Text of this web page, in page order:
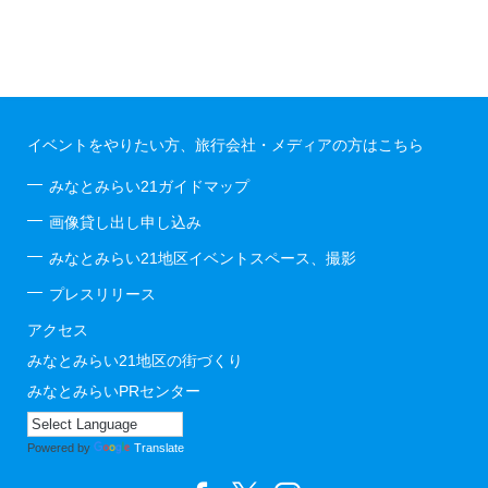
イベントをやりたい方、旅行会社・メディアの方はこちら
みなとみらい21ガイドマップ
画像貸し出し申し込み
みなとみらい21地区イベントスペース、撮影
プレスリリース
アクセス
みなとみらい21地区の街づくり
みなとみらいPRセンター
Powered by Translate